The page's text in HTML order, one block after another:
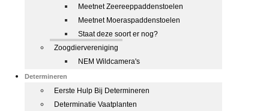
Meetnet Zeereeppaddenstoelen
Meetnet Moeraspaddenstoelen
Staat deze soort er nog?
Zoogdiervereniging
NEM Wildcamera's
Determineren
Eerste Hulp Bij Determineren
Determinatie Vaatplanten